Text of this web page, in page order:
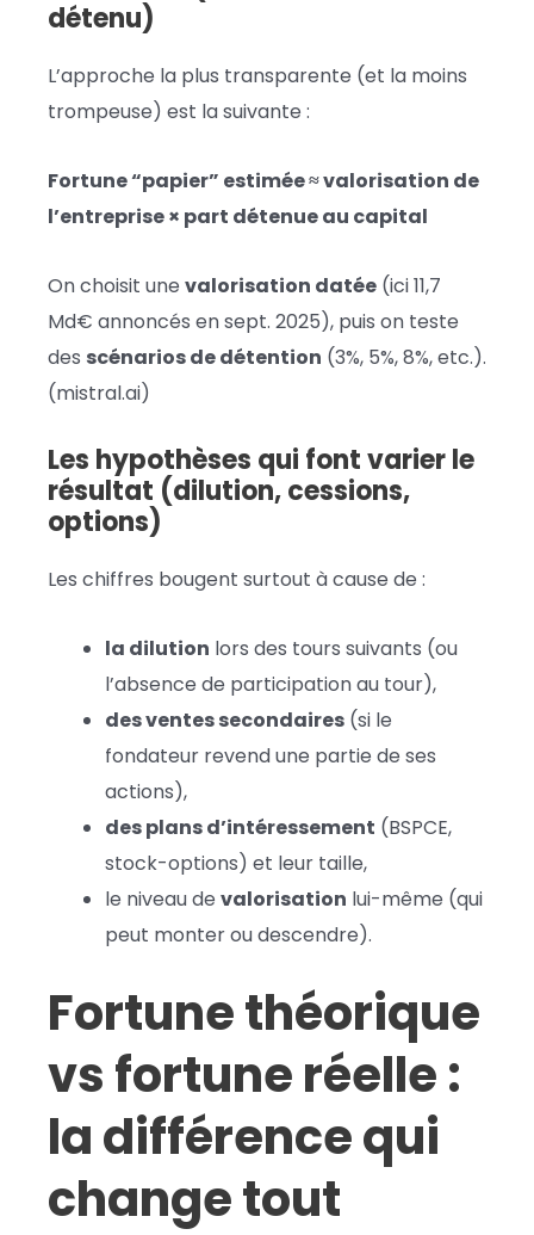
détenu)
L’approche la plus transparente (et la moins
trompeuse) est la suivante :
Fortune “papier” estimée ≈ valorisation de
l’entreprise × part détenue au capital
On choisit une valorisation datée (ici 11,7
Md€ annoncés en sept. 2025), puis on teste
des scénarios de détention (3%, 5%, 8%, etc.).
(mistral.ai)
Les hypothèses qui font varier le
résultat (dilution, cessions,
options)
Les chiffres bougent surtout à cause de :
la dilution lors des tours suivants (ou
l’absence de participation au tour),
des ventes secondaires (si le
fondateur revend une partie de ses
actions),
des plans d’intéressement (BSPCE,
stock-options) et leur taille,
le niveau de valorisation lui-même (qui
peut monter ou descendre).
Fortune théorique
vs fortune réelle :
la différence qui
change tout